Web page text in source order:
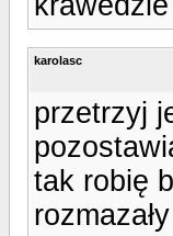
karolasc
przetrzyj
tak robię